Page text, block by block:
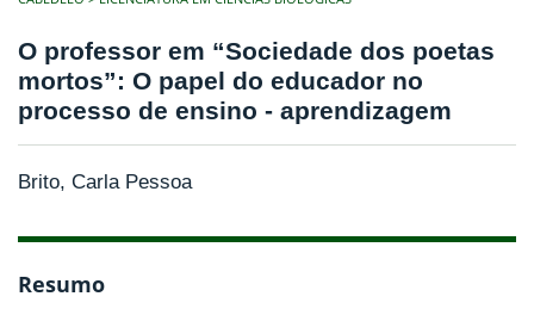
O professor em “Sociedade dos poetas
mortos”: O papel do educador no
processo de ensino - aprendizagem
Brito, Carla Pessoa
Resumo